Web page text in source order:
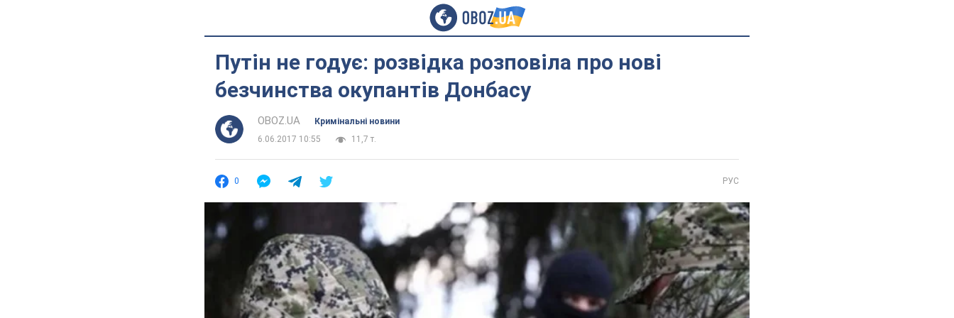
Путін не годує: розвідка розповіла про нові
безчинства окупантів Донбасу
OBOZ.UA
Кримінальні новини
6.06.2017 10:55
11,7 т.
0 РУС